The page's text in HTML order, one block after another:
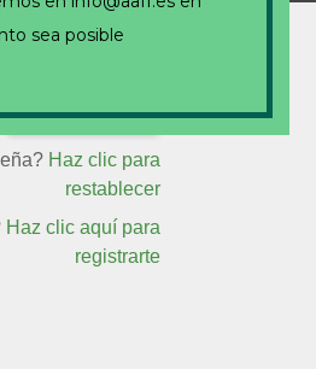
Haz clic para
restablecer
Haz clic aquí para
registrarte
sea posible